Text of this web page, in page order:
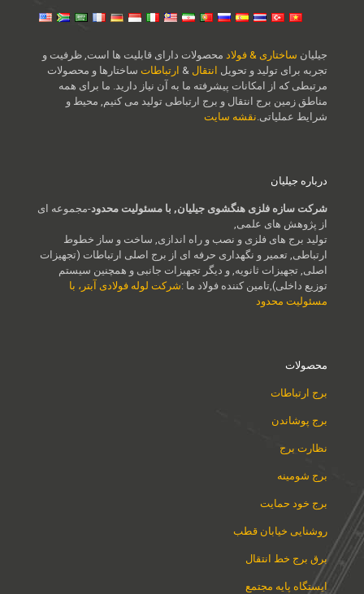
جیلیان ساختاری & فولاد محصولات دارای قابلیت ها است, ظرفیت و
تجربه برای تولید و تحویل انتقال & ارتباطات ساختارها و محصولات
مرتبطی که از امکانات پیشرفته ما به آن نیاز دارید. ما برای همه
مناطق زمین برج انتقال و برج ارتباطی تولید می کنیم, محیط و
شرایط عملیاتی.نقشه سایت
درباره جیلیان
شرکت سازه فلزی هنگشوی جیلیان, با مسئولیت محدود-مجموعه ای
از پژوهش های علمی,
تولید برج های فلزی و نصب و راه اندازی, ساخت و ساز خطوط
ارتباطی, تعمیر و نگهداری حرفه ای از برج اصلی ارتباطات (تجهیزات
اصلی, تجهیزات ثانویه, و دیگر تجهیزات جانبی و همچنین سیستم
توزیع داخلی),تامین کننده فولاد ما :شرکت لوله فولادی آبتر، با
مسئولیت محدود
محصولات
برج ارتباطات
برج پوشاندن
نظارت برج
برج شومینه
برج خود حمایت
روشنایی خیابان قطب
برق برج خط انتقال
ایستگاه پایه مجتمع